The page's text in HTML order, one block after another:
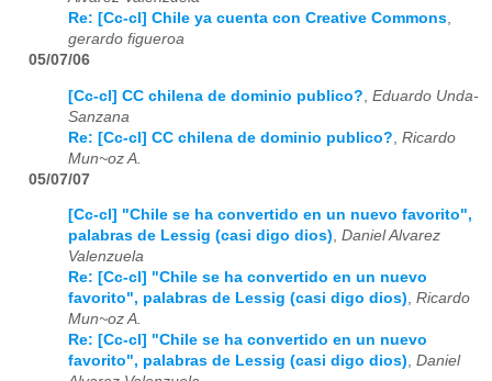
Re: [Cc-cl] Chile ya cuenta con Creative Commons,
gerardo figueroa
05/07/06
[Cc-cl] CC chilena de dominio publico? Eduardo Unda-
Sanzana
Re: [Cc-cl] CC chilena de dominio publico? Ricardo
Mun~oz A.
05/07/07
[Cc-cl] "Chile se ha convertido en un nuevo favorito",
palabras de Lessig (casi digo dios), Daniel Alvarez
Valenzuela
Re: [Cc-cl] "Chile se ha convertido en un nuevo
favorito", palabras de Lessig (casi digo dios), Ricardo
Mun~oz A.
Re: [Cc-cl] "Chile se ha convertido en un nuevo
favorito", palabras de Lessig (casi digo dios), Daniel